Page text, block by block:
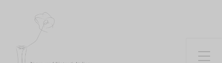
Toggle Side Menu